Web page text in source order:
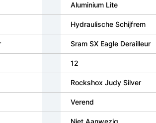
Aluminium Lite
Hydraulische Schijfrem
Sram SX Eagle Derailleur
12
Rockshox Judy Silver
Verend